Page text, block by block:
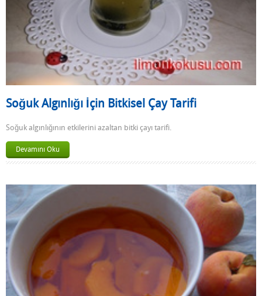
Soğuk Algınlığı İçin Bitkisel Çay Tarifi
Soğuk algınlığının etkilerini azaltan bitki çayı tarifi.
Devamını Oku